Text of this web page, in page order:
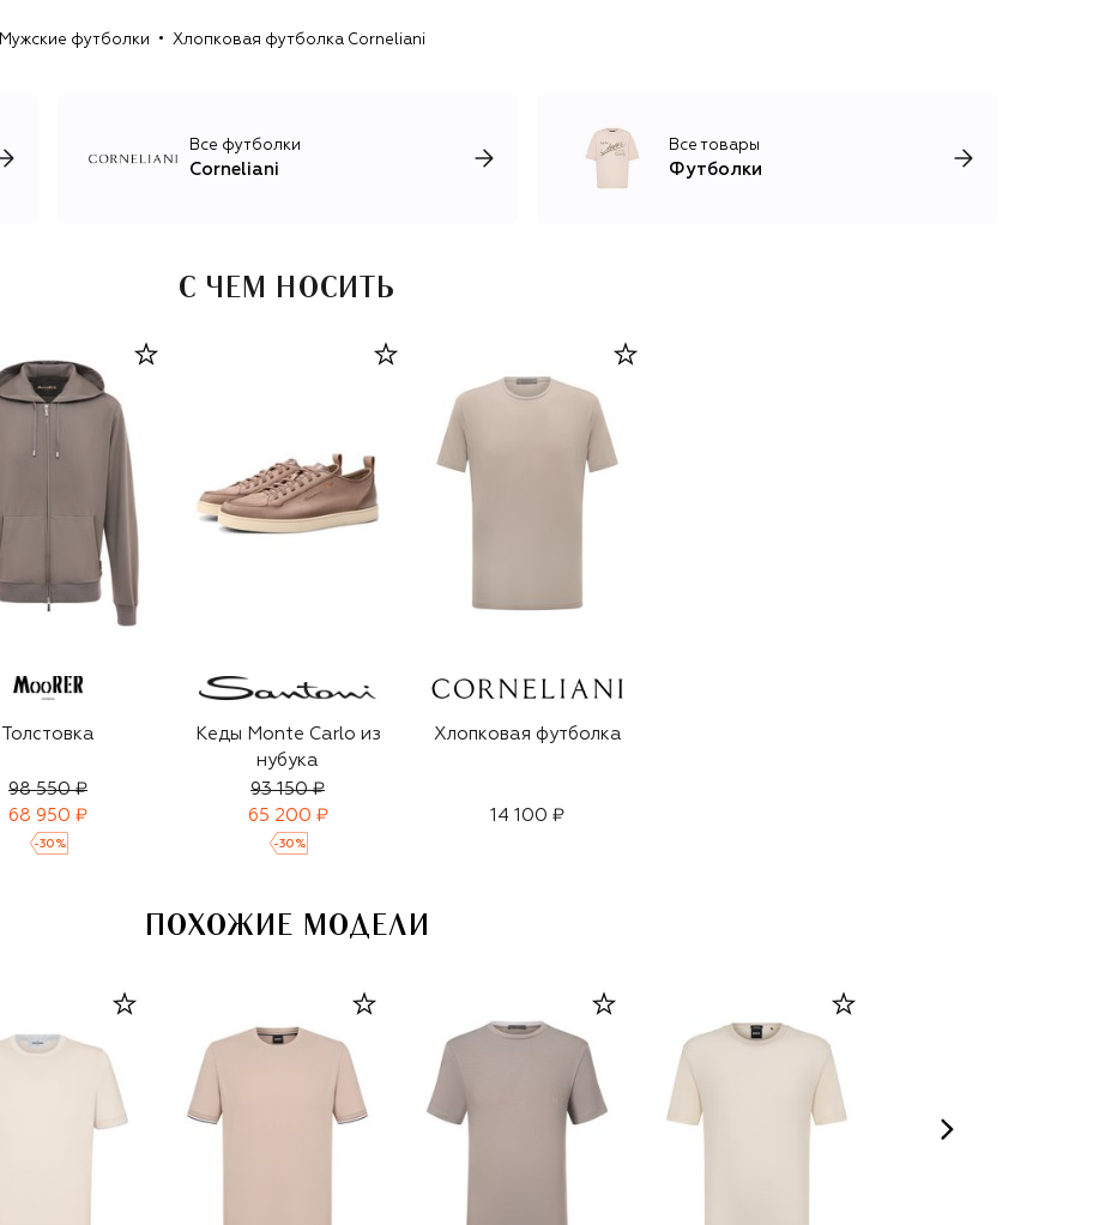
капсулы отличаются спокойной цветовой гаммой, что
гардероба. В них входят ботинки, лоферы и кеды,
кожаные ремни, галстуки, головные уборы, шарфы и
Мужские футболки Хлопковая футболка Corneliani
Все футболки
Corneliani
Все товары
Футболки
С ЧЕМ НОСИТЬ
Толстовка
98 550 ₽
68 950 ₽
-30 %
Кеды Monte Carlo из
нубука
93 150 ₽
65 200 ₽
-30 %
Хлопковая футболка
14 100 ₽
ПОХОЖИЕ МОДЕЛИ